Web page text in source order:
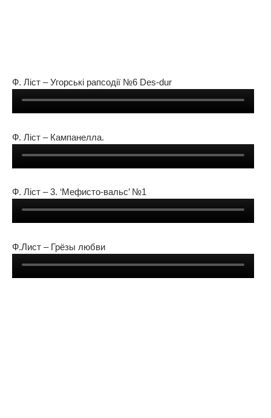
Ф. Ліст – Угорські рапсодії №6 Des-dur
Ф. Ліст – Кампанелла.
Ф. Ліст – 3. ‘Мефисто-вальс’ №1
Ф.Лист – Грёзы любви